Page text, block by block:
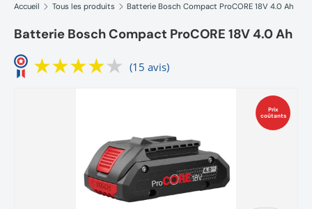
Accueil Tous les produits Batterie Bosch Compact ProCORE 18V 4.0 Ah
Batterie Bosch Compact ProCORE 18V 4.0 Ah
(15 avis)
Prix
coûtants